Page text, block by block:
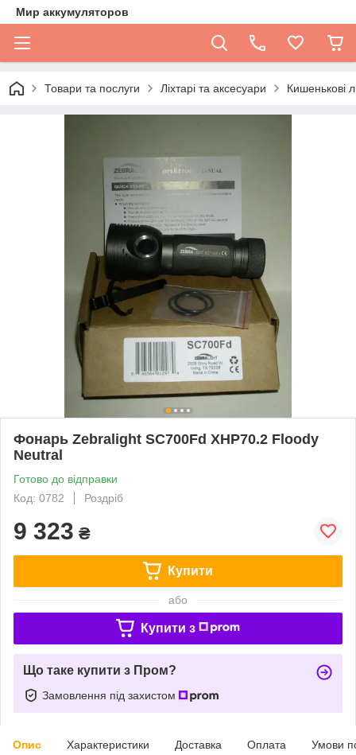
Мир аккумуляторов
Товари та послуги Ліхтарі та аксесуари Кишенькові
Фонарь Zebralight SC700Fd XHP70.2 Floody
Neutral
Готово до відправки
Код: 0782
Роздріб
9 323 ₴
Купити
або
Купити з
Що таке купити з Пром?
Замовлення під захистом
Опис Характеристики Доставка Оплата Умови